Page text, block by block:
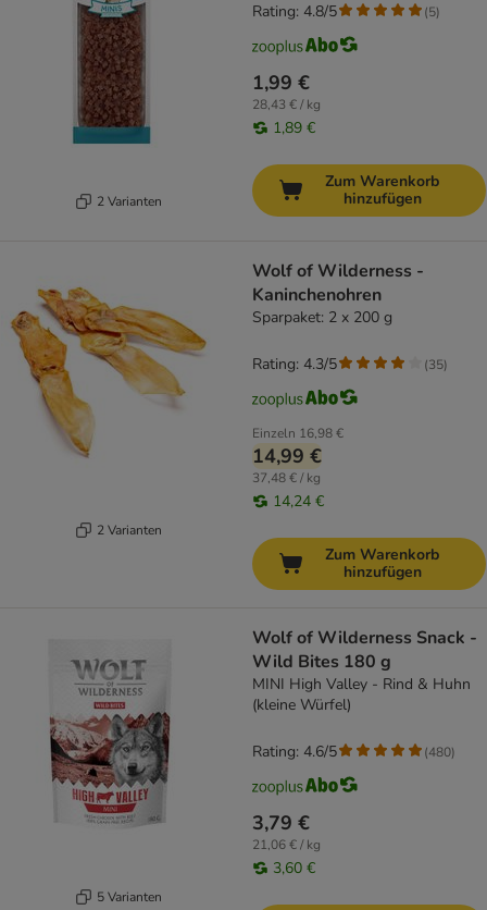
2 Varianten
1,99 €
28,43 € / kg
1,89 €
Rating: 4.8/5 (5)
Zum Warenkorb
hinzufügen
2 Varianten
Wolf of Wilderness -
Kaninchenohren
Sparpaket: 2 x 200 g
Einzeln 16,98 €
14,99 €
37,48 € / kg
14,24 €
Rating: 4.3/5 (35)
Zum Warenkorb
hinzufügen
5 Varianten
Wolf of Wilderness Snack -
Wild Bites 180 g
MINI High Valley - Rind & Huhn
(kleine Würfel)
3,79 €
21,06 € / kg
3,60 €
Rating: 4.6/5 (480)